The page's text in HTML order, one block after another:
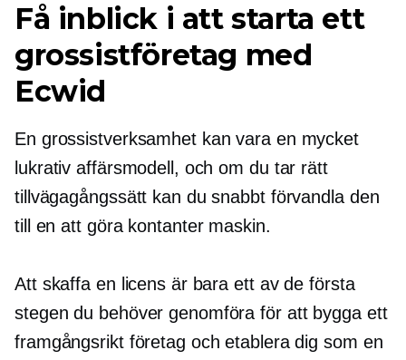
Få inblick i att starta ett
grossistföretag med
Ecwid
En grossistverksamhet kan vara en mycket
lukrativ affärsmodell, och om du tar rätt
tillvägagångssätt kan du snabbt förvandla den
till enatt göra kontantermaskin.
Att skaffa en licens är bara ett av de första
stegen du behöver genomföra för att bygga ett
framgångsrikt företag och etablera dig som en